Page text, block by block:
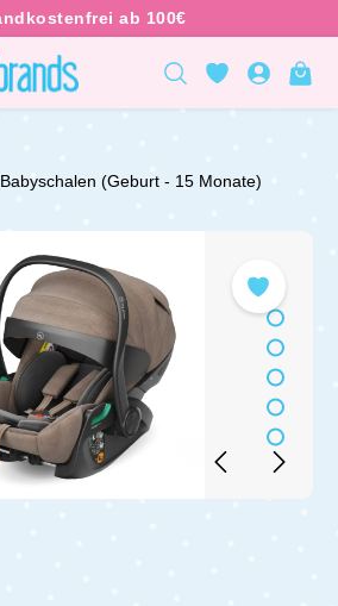
Babyschalen (Geburt - 15 Monate)